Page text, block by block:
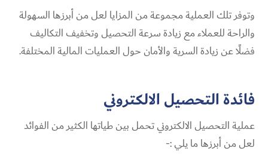
وتوفر تلك العملية مجموعة من المزايا لعل من أبرزها السهولة
والراحة للعملاء مع زيادة سرعة التحصيل وتخفيف التكاليف
فضلًا عن زيادة السرية والأمان حول العمليات المالية المختلفة.
فائدة التحصيل الالكتروني
عملية التحصيل الالكتروني تحمل بين طياتها الكثير من الفوائد
لعل من أبرزها ما يلي :-